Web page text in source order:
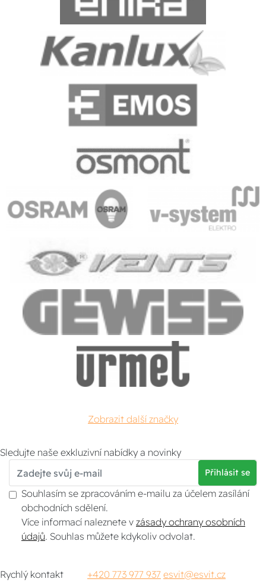
Zobrazit další značky
Sledujte naše exkluzivní nabídky a novinky
Přihlásit se
Souhlasím se zpracováním e-mailu za účelem zasílání
obchodních sdělení.
Více informací naleznete v zásady ochrany osobních
údajů . Souhlas můžete kdykoliv odvolat.
Rychlý kontakt +420 773 977 937 esvit@esvit.cz